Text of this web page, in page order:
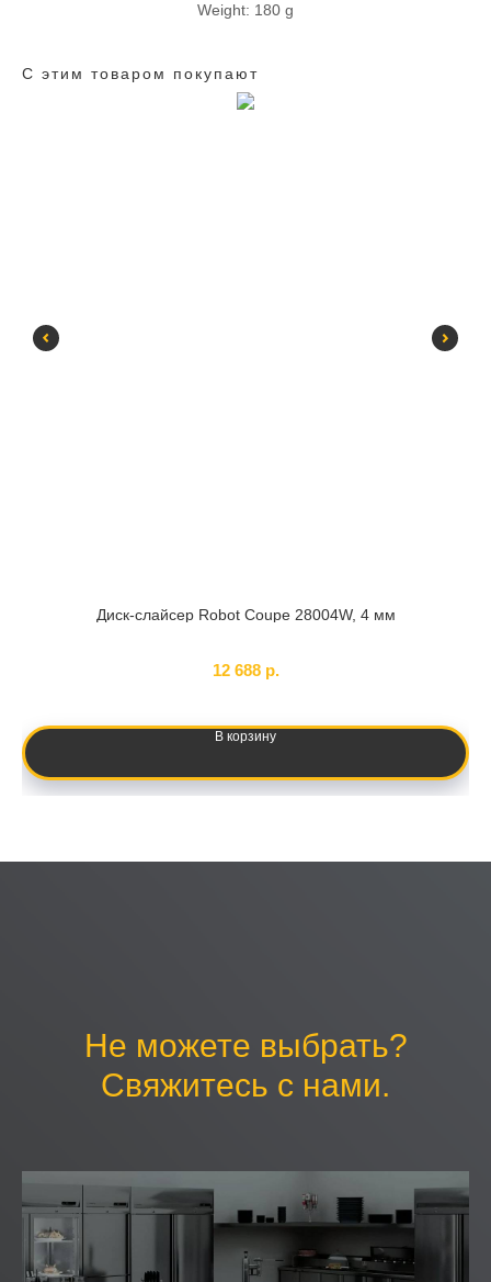
Weight: 180 g
С этим товаром покупают
Диск-слайсер Robot Coupe 28004W, 4 мм
12 688 р.
В корзину
Не можете выбрать?
Свяжитесь с нами.